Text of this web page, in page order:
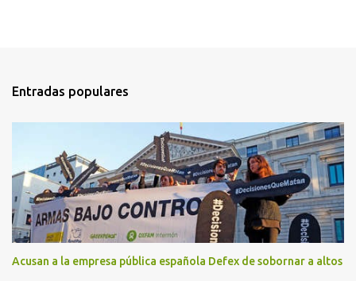
Entradas populares
Acusan a la empresa pública española Defex de sobornar a altos